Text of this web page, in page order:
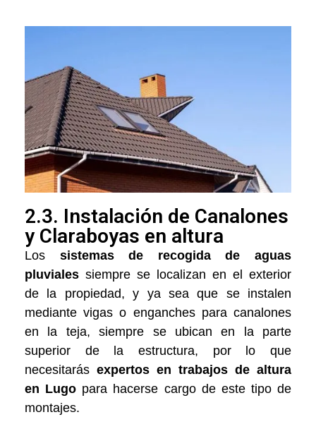
2.3. Instalación de Canalones
y Claraboyas en altura
Los sistemas de recogida de aguas
pluviales siempre se localizan en el exterior
de la propiedad, y ya sea que se instalen
mediante vigas o enganches para canalones
en la teja, siempre se ubican en la parte
superior de la estructura, por lo que
necesitarás expertos en trabajos de altura
en Lugo para hacerse cargo de este tipo de
montajes.